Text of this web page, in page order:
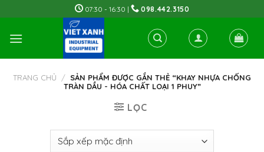
to
content
07:30 - 16:30 | 098.442.3150
TRANG CHỦ / SẢN PHẨM ĐƯỢC GẮN THẺ “KHAY NHỰA CHỐNG
TRÀN DẦU - HÓA CHẤT LOẠI 1 PHUY”
LỌC